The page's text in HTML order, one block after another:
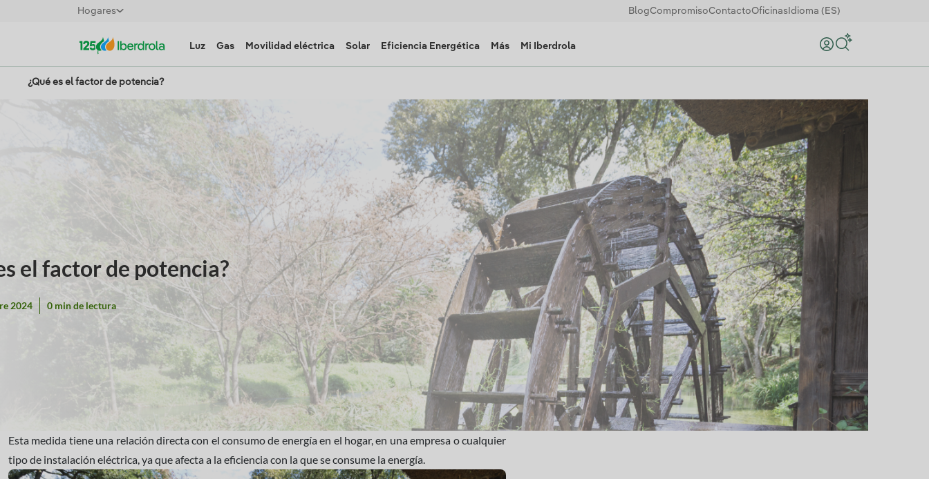
Hogares BlogCompromisoContactoOficinas Idioma (ES)
Luz Gas Movilidad eléctrica Solar Eficiencia Energética Más Mi Iberdrola Buscar
¿Qué es el factor de potencia?
el factor de potencia?
2024 0 min de lectura
Esta medida tiene una relación directa con el consumo de energía en el hogar, en una empresa o cualquier
tipo de instalación eléctrica, ya que afecta a la eficiencia con la que se consume la energía.